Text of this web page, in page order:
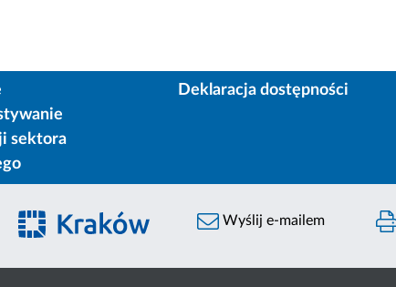
sektora
Deklaracja dostępności
Wyślij e-mailem